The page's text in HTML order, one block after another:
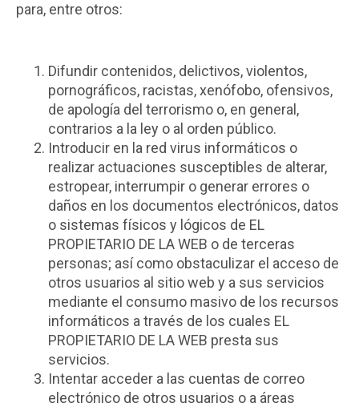
para, entre otros:
Difundir contenidos, delictivos, violentos,
pornográficos, racistas, xenófobo, ofensivos,
de apología del terrorismo o, en general,
contrarios a la ley o al orden público.
Introducir en la red virus informáticos o
realizar actuaciones susceptibles de alterar,
estropear, interrumpir o generar errores o
daños en los documentos electrónicos, datos
o sistemas físicos y lógicos de EL
PROPIETARIO DE LA WEB o de terceras
personas; así como obstaculizar el acceso de
otros usuarios al sitio web y a sus servicios
mediante el consumo masivo de los recursos
informáticos a través de los cuales EL
PROPIETARIO DE LA WEB presta sus
servicios.
Intentar acceder a las cuentas de correo
electrónico de otros usuarios o a áreas